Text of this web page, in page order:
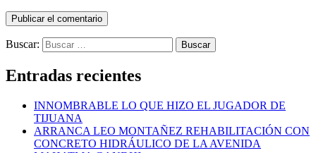
Buscar:
Entradas recientes
INNOMBRABLE LO QUE HIZO EL JUGADOR DE
TIJUANA
ARRANCA LEO MONTAÑEZ REHABILITACIÓN CON
CONCRETO HIDRÁULICO DE LA AVENIDA